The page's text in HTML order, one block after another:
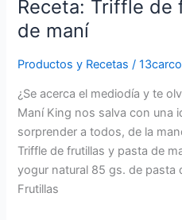
Receta: Triffle de
de maní
Productos y Recetas /
¿Se acerca el mediodía y te
Maní King nos salva con una
sorprender a todos, de la
Triffle de frutillas y pasta de
yogur natural 85 gs. de pasta
Frutillas